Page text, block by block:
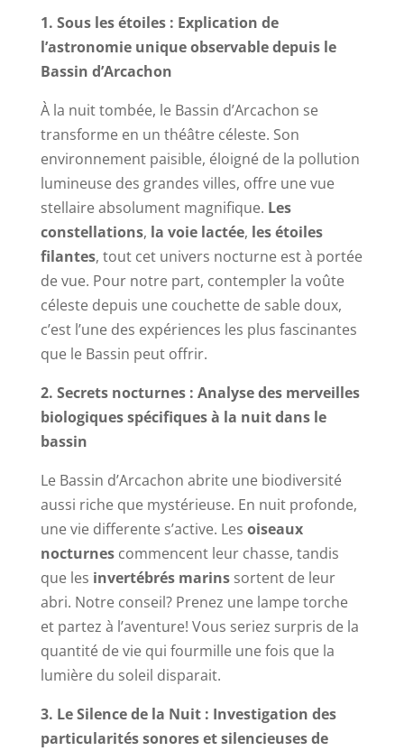
1. Sous les étoiles : Explication de
l’astronomie unique observable depuis le
Bassin d’Arcachon
À la nuit tombée, le Bassin d’Arcachon se
transforme en un théâtre céleste. Son
environnement paisible, éloigné de la pollution
lumineuse des grandes villes, offre une vue
stellaire absolument magnifique. Les
constellations, la voie lactée, les étoiles
filantes, tout cet univers nocturne est à portée
de vue. Pour notre part, contempler la voûte
céleste depuis une couchette de sable doux,
c’est l’une des expériences les plus fascinantes
que le Bassin peut offrir.
2. Secrets nocturnes : Analyse des merveilles
biologiques spécifiques à la nuit dans le
bassin
Le Bassin d’Arcachon abrite une biodiversité
aussi riche que mystérieuse. En nuit profonde,
une vie differente s’active. Les oiseaux
nocturnescommencent leur chasse, tandis
que les invertébrés marinssortent de leur
abri. Notre conseil? Prenez une lampe torche
et partez à l’aventure! Vous seriez surpris de la
quantité de vie qui fourmille une fois que la
lumière du soleil disparait.
3. Le Silence de la Nuit : Investigation des
particularités sonores et silencieuses de